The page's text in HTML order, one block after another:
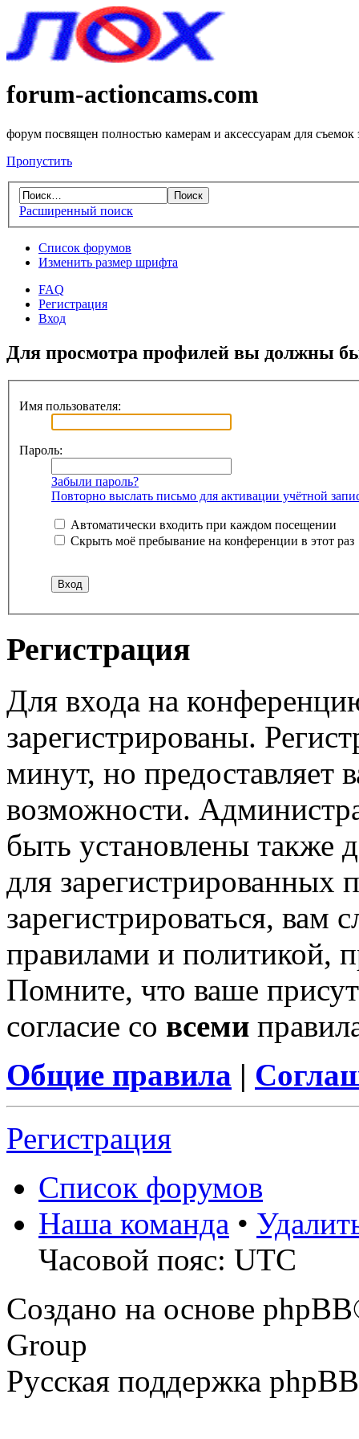
forum-actioncams.com
форум посвящен полностью камерам и аксессуарам для съемок
Пропустить
Расширенный поиск
Список форумов
Изменить размер шрифта
FAQ
Регистрация
Вход
Для просмотра профилей вы должны
Имя пользователя:
Пароль:
Забыли пароль?
Повторно выслать письмо для активации учётной
Автоматически входить при каждом посещении
Скрыть моё пребывание на конференции в этот раз
Регистрация
Для входа на
зарегистрированы.
минут, но предоставляет
возможности.
быть установлены также
для зарегистрированных
зарегистрироваться, вам
правилами и политикой,
Помните, что ваше
согласие со всеми
Общие правила |
Регистрация
Список форумов
Наша команда •
Часовой пояс: UTC
Создано на основе
Group
Русская поддержка phpBB